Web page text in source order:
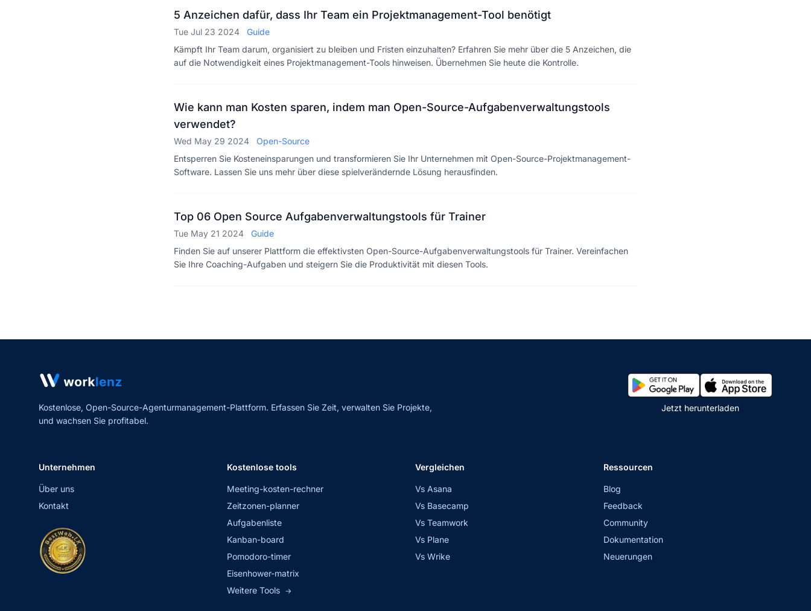
5 Anzeichen dafür, dass Ihr Team ein Projektmanagement-Tool benötigt
Tue Jul 23 2024
Guide
Kämpft Ihr Team darum, organisiert zu bleiben und Fristen einzuhalten? Erfahren Sie mehr über die 5 Anzeichen, die
auf die Notwendigkeit eines Projektmanagement-Tools hinweisen. Übernehmen Sie heute die Kontrolle.
Wie kann man Kosten sparen, indem man Open-Source-Aufgabenverwaltungstools
verwendet?
Wed May 29 2024
Open-Source
Entsperren Sie Kosteneinsparungen und transformieren Sie Ihr Unternehmen mit Open-Source-Projektmanagement-
Software. Lassen Sie uns mehr über diese spielverändernde Lösung herausfinden.
Top 06 Open Source Aufgabenverwaltungstools für Trainer
Tue May 21 2024
Guide
Finden Sie auf unserer Plattform die effektivsten Open-Source-Aufgabenverwaltungstools für Trainer. Vereinfachen
Sie Ihre Coaching-Aufgaben und steigern Sie die Produktivität mit diesen Tools.
Kostenlose, Open-Source-Agenturmanagement-Plattform. Erfassen Sie Zeit, verwalten Sie Projekte,
und wachsen Sie profitabel.
Jetzt herunterladen
Unternehmen
Über uns
Kontakt
Kostenlose tools
Meeting-kosten-rechner
Zeitzonen-planner
Aufgabenliste
Kanban-board
Pomodoro-timer
Eisenhower-matrix
Weitere Tools →
Vergleichen
Vs Asana
Vs Basecamp
Vs Teamwork
Vs Plane
Vs Wrike
Ressourcen
Blog
Feedback
Community
Dokumentation
Neuerungen